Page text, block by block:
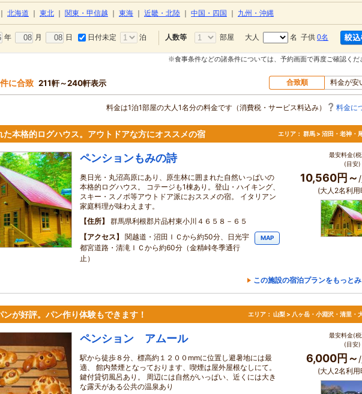
北海道 東北 関東・甲信越 東海 近畿・北陸 中国・四国 九州・沖縄
年 月 日 日付未定 泊 人数等 部屋 大人 名 子供 0名
※食事条件などの諸条件については、予約画面で再度ご確認くだ
に合致 211軒～240軒表示 合致順 料金が安
料金は1泊1部屋の大人1名分の料金です（消費税・サービス料込み） 料金に
た本格的ログハウス。アウトドアな方にオススメの宿 エリア： 群馬 > 沼田・老神・
ペンションもみの詩
奥日光・丸沼高原にあり、原生林に囲まれた自然いっぱいの
本格的ログハウス。 コテージも1棟あり。登山・ハイキング、
スキー・スノボ等アウトドア派におススメの宿。 イタリアン
家庭料理が味わえます。
住所
群馬県利根郡片品村東小川４６５８－６５
アクセス
関越道・沼田ＩＣから約50分、日光宇
都宮道路・清滝ＩＣから約60分（金精峠冬季通行
止）
MAP
最安料金(
(目安)
10,560円～
(大人2名利用
この施設の宿泊プランをもっと
が好評。パン作り体験もできます！ エリア： 山梨 > 八ヶ岳・小淵沢・清里・
ペンション アムール
駅から徒歩８分、標高約１２００mmに位置し避暑地には最
適、 館内禁煙となっております、喫煙は屋外屋根なしにて。
鍵付貸切風呂あり。 周辺には自然がいっぱい、近くには大き
な露天がある公共の温泉あり
最安料金(
(目安)
6,000円～
(大人2名利用